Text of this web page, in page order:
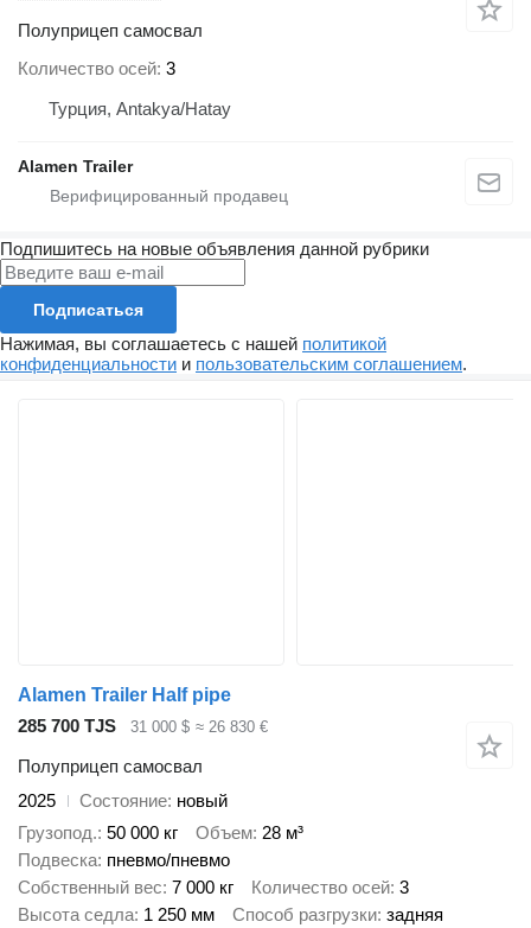
Полуприцеп самосвал
Количество осей 3
Турция, Antakya/Hatay
Alamen Trailer
Подпишитесь на новые объявления данной рубрики
Подписаться
Нажимая, вы соглашаетесь с нашей политикой
конфиденциальности и пользовательским соглашением.
Alamen Trailer Half pipe
285 700 TJS
31 000 $ ≈ 26 830 €
Полуприцеп самосвал
2025
Состояние новый
Грузопод. 50 000 кг Объем 28 м³
Подвеска пневмо/пневмо
Собственный вес 7 000 кг Количество осей 3
Высота седла 1 250 мм Способ разгрузки задняя